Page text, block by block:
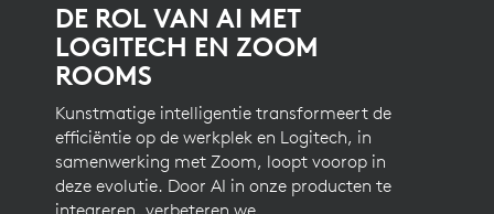
DE ROL VAN AI MET
LOGITECH EN ZOOM
ROOMS
Kunstmatige intelligentie transformeert de
efficiëntie op de werkplek en Logitech, in
samenwerking met Zoom, loopt voorop in
deze evolutie. Door AI in onze producten te